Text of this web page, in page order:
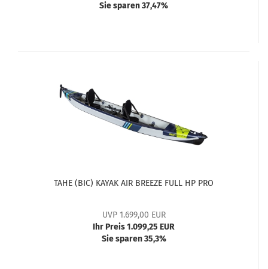
Sie sparen 37,47%
TAHE (BIC) KAYAK AIR BREEZE FULL HP PRO
UVP 1.699,00 EUR
Ihr Preis 1.099,25 EUR
Sie sparen 35,3%